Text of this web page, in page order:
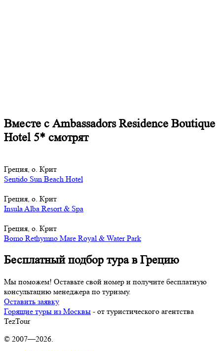
Вместе с Ambassadors Residence Boutique
Hotel 5* смотрят
Греция, о. Крит
Sentido Sun Beach Hotel
Греция, о. Крит
Insula Alba Resort & Spa
Греция, о. Крит
Bomo Rethymno Mare Royal & Water Park
Бесплатный подбор тура в Грецию
Мы поможем! Оставьте свой номер и получите бесплатную
консультацию менеджера по туризму.
Оставить заявку
Горящие туры из Москвы - от туристического агентства
TezTour
© 2007—2026.